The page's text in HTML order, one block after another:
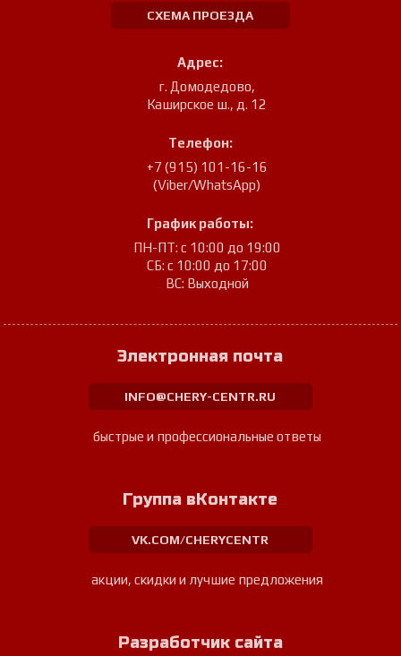
СХЕМА ПРОЕЗДА
Адрес:
г. Домодедово,
Каширское ш., д. 12
Телефон:
+7 (915) 101-16-16
(Viber/WhatsApp)
График работы:
ПН-ПТ: с 10:00 до 19:00
СБ: с 10:00 до 17:00
ВС: Выходной
Электронная почта
INFO@CHERY-CENTR.RU
быстрые и профессиональные ответы
Группа вКонтакте
VK.COM/CHERYCENTR
акции, скидки и лучшие предложения
Разработчик сайта